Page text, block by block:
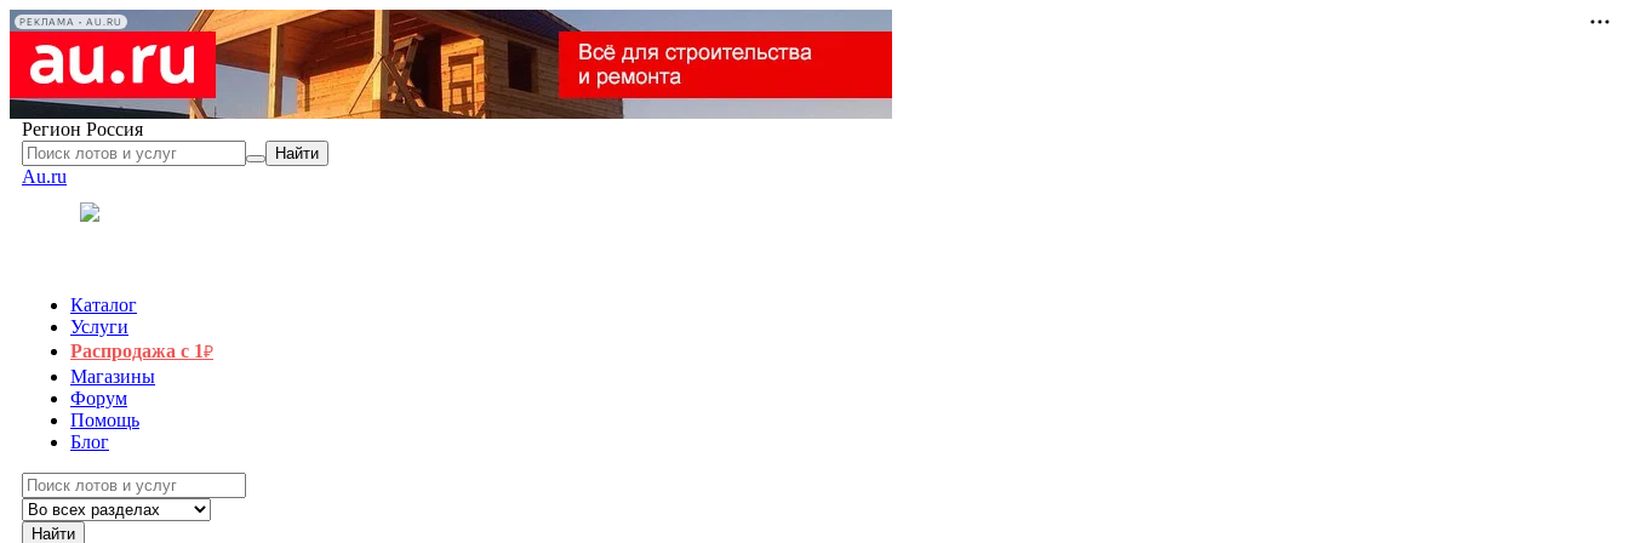
РЕКЛАМА • AU.RU
Регион Россия
Найти
Au.ru
Каталог
Услуги
Распродажа с 1₽
Магазины
Форум
Помощь
Блог
Найти